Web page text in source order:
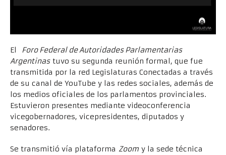
El Foro Federal de Autoridades Parlamentarias
Argentinastuvo su segunda reunión formal, que fue
transmitida por la red Legislaturas Conectadas a través
de su canal de YouTube y las redes sociales, además de
los medios oficiales de los parlamentos provinciales.
Estuvieron presentes mediante videoconferencia
vicegobernadores, vicepresidentes, diputados y
senadores.
Se transmitió vía plataforma Zoom y la sede técnica